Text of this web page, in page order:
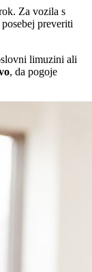
Za vozila s
posebej preveriti
limuzini ali
, da pogoje